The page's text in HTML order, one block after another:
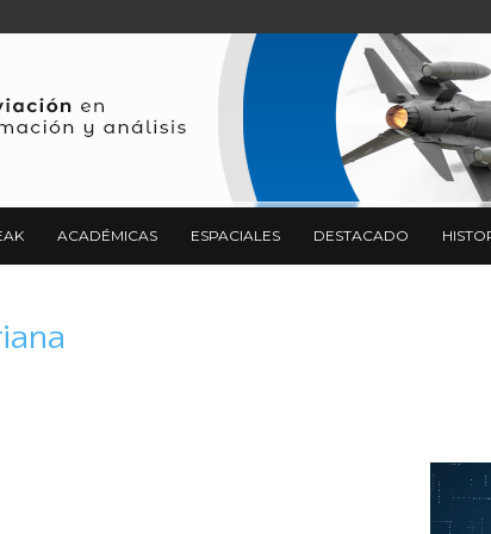
ACADÉMICAS ESPACIALES DESTACADO